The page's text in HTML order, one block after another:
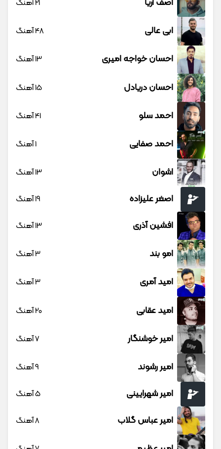
21 آهنگ
ابی عالی 48 آهنگ
احسان خواجه امیری 13 آهنگ
احسان دریادل 15 آهنگ
احمد سلو 41 آهنگ
احمد صفایی 1 آهنگ
اشوان 13 آهنگ
اصغر علیزاده 19 آهنگ
افشین آذری 13 آهنگ
امو بند 3 آهنگ
امید آمری 3 آهنگ
امید عقابی 20 آهنگ
امیر خوشنگار 7 آهنگ
امیر رشوند 9 آهنگ
امیر شهرایینی 5 آهنگ
امیر عباس گلاب 8 آهنگ